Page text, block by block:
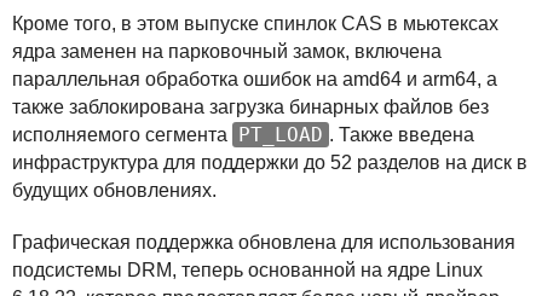
Кроме того, в этом выпуске спинлок CAS в мьютексах
ядра заменен на парковочный замок, включена
параллельная обработка ошибок на amd64 и arm64, а
также заблокирована загрузка бинарных файлов без
исполняемого сегмента
PT_LOAD . Также введена
инфраструктура для поддержки до 52 разделов на диск в
будущих обновлениях.
Графическая поддержка обновлена для использования
подсистемы DRM, теперь основанной на ядре Linux